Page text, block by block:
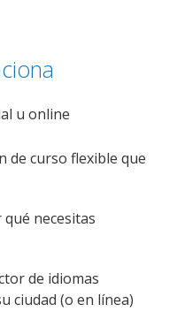
u online
de curso flexible que
necesitas
de idiomas
ciudad (o en línea)